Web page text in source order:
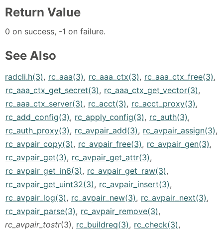
Return Value
0 on success, -1 on failure.
See Also
radcli.h(3), rc_aaa(3), rc_aaa_ctx(3), rc_aaa_ctx_free(3),
rc_aaa_ctx_get_secret(3), rc_aaa_ctx_get_vector(3),
rc_aaa_ctx_server(3), rc_acct(3), rc_acct_proxy(3),
rc_add_config(3), rc_apply_config(3), rc_auth(3),
rc_auth_proxy(3), rc_avpair_add(3), rc_avpair_assign(3),
rc_avpair_copy(3), rc_avpair_free(3), rc_avpair_gen(3),
rc_avpair_get(3), rc_avpair_get_attr(3),
rc_avpair_get_in6(3), rc_avpair_get_raw(3),
rc_avpair_get_uint32(3), rc_avpair_insert(3),
rc_avpair_log(3), rc_avpair_new(3), rc_avpair_next(3),
rc_avpair_parse(3), rc_avpair_remove(3),
rc_avpair_tostr(3), rc_buildreq(3), rc_check(3),